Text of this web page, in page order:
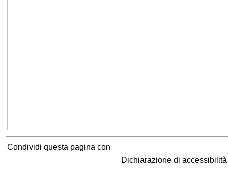
Condividi questa pagina con
Dichiarazione di